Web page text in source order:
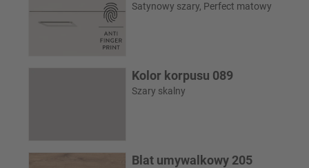
Satynowy szary, Perfect matowy
Kolor korpusu 089
Szary skalny
Blat umywalkowy 205